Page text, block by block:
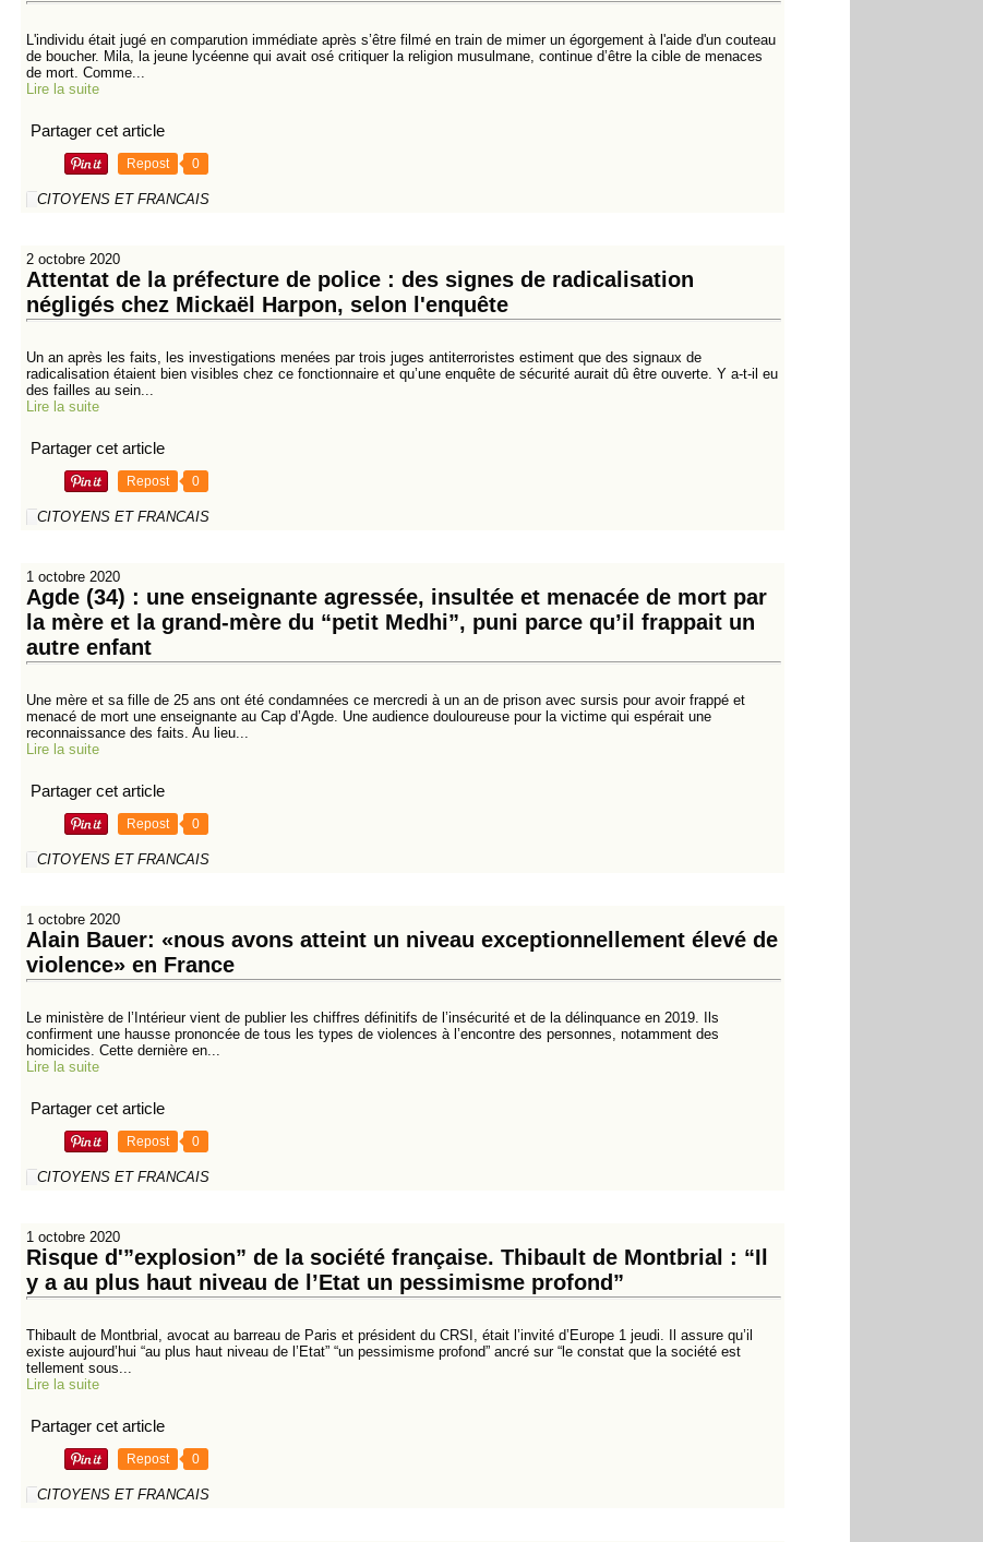
L'individu était jugé en comparution immédiate après s’être filmé en train de mimer un égorgement à l'aide d'un couteau
de boucher. Mila, la jeune lycéenne qui avait osé critiquer la religion musulmane, continue d’être la cible de menaces
de mort. Comme...
Lire la suite
Partager cet article
Repost 0
CITOYENS ET FRANCAIS
2 octobre 2020
Attentat de la préfecture de police : des signes de radicalisation
négligés chez Mickaël Harpon, selon l'enquête
Un an après les faits, les investigations menées par trois juges antiterroristes estiment que des signaux de
radicalisation étaient bien visibles chez ce fonctionnaire et qu’une enquête de sécurité aurait dû être ouverte. Y a-t-il eu
des failles au sein...
Lire la suite
Partager cet article
Repost 0
CITOYENS ET FRANCAIS
1 octobre 2020
Agde (34) : une enseignante agressée, insultée et menacée de mort par
la mère et la grand-mère du “petit Medhi”, puni parce qu’il frappait un
autre enfant
Une mère et sa fille de 25 ans ont été condamnées ce mercredi à un an de prison avec sursis pour avoir frappé et
menacé de mort une enseignante au Cap d’Agde. Une audience douloureuse pour la victime qui espérait une
reconnaissance des faits. Au lieu...
Lire la suite
Partager cet article
Repost 0
CITOYENS ET FRANCAIS
1 octobre 2020
Alain Bauer: «nous avons atteint un niveau exceptionnellement élevé de
violence» en France
Le ministère de l’Intérieur vient de publier les chiffres définitifs de l’insécurité et de la délinquance en 2019. Ils
confirment une hausse prononcée de tous les types de violences à l’encontre des personnes, notamment des
homicides. Cette dernière en...
Lire la suite
Partager cet article
Repost 0
CITOYENS ET FRANCAIS
1 octobre 2020
Risque d'”explosion” de la société française. Thibault de Montbrial : “Il
y a au plus haut niveau de l’Etat un pessimisme profond”
Thibault de Montbrial, avocat au barreau de Paris et président du CRSI, était l’invité d’Europe 1 jeudi. Il assure qu’il
existe aujourd’hui “au plus haut niveau de l’Etat” “un pessimisme profond” ancré sur “le constat que la société est
tellement sous...
Lire la suite
Partager cet article
Repost 0
CITOYENS ET FRANCAIS